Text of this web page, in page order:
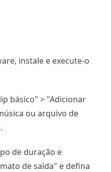
instale e execute-o
básico" > "Adicionar
ou arquivo de
de duração e
de saída" e defina